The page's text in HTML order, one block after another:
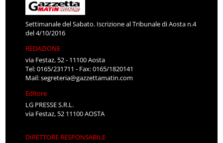
Settimanale del Sabato. Iscrizione al Tribunale di Aosta n.4
del 4/10/2016
REDAZIONE
via Festaz, 52 - 11100 Aosta
Tel: 0165/231711 - Fax: 0165/1820141
Mail:segreteria@gazzettamatin.com
Editore
LG PRESSE S.R.L.
via Festaz, 52 11100 AOSTA
DIRETTORE RESPONSABILE